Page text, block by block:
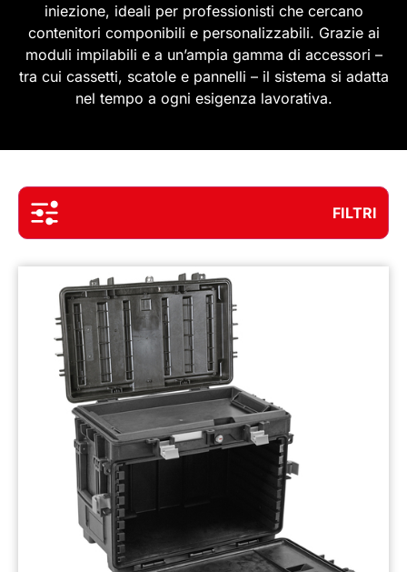
iniezione, ideali per professionisti che cercano
contenitori componibili e personalizzabili. Grazie ai
moduli impilabili e a un’ampia gamma di accessori –
tra cui cassetti, scatole e pannelli – il sistema si adatta
nel tempo a ogni esigenza lavorativa.
FILTRI